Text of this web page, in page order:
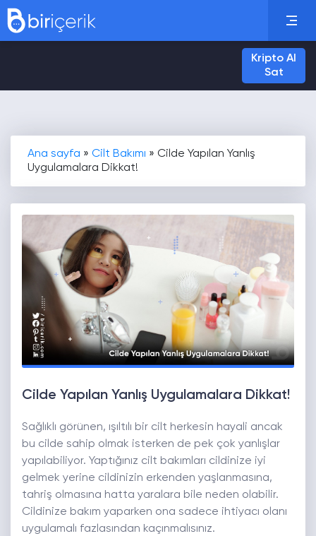
Kripto Al
Sat
Ana sayfa » Cilt Bakımı » Cilde Yapılan Yanlış
Uygulamalara Dikkat!
Cilde Yapılan Yanlış Uygulamalara Dikkat!
Sağlıklı görünen, ışıltılı bir cilt herkesin hayali ancak
bu cilde sahip olmak isterken de pek çok yanlışlar
yapılabiliyor. Yaptığınız cilt bakımları cildinize iyi
gelmek yerine cildinizin erkenden yaşlanmasına,
tahriş olmasına hatta yaralara bile neden olabilir.
Cildinize bakım yaparken ona sadece ihtiyacı olanı
uygulamalı fazlasından kaçınmalısınız.